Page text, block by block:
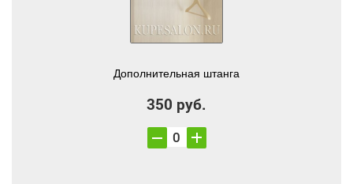
Дополнительная штанга
350 руб.